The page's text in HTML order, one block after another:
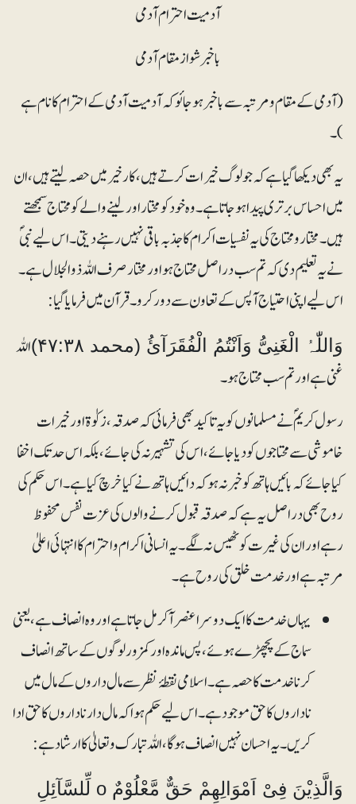
آدمیت احترام آدمی
باخبر شو از مقام آدمی
(آدمی کے مقام و مرتبہ سے باخبر ہوجائو کہ آدمیت آدمی کے احترام کا نام ہے
)۔
یہ بھی دیکھا گیا ہے کہ جو لوگ خیرات کرتے ہیں ، کارخیر میں حصہ لیتے ہیں، ان
میں احساس برتری پیدا ہوجاتا ہے ۔ وہ خود کو مختاراور لینے والے کو محتاج سمجھتے
ہیں۔ مختار و محتاج کی یہ نفسیات اکرام کا جذبہ باقی نہیں رہنے دیتی۔ اس لیے نبیؐ
نے یہ تعلیم دی کہ تم سب دراصل محتاج ہو اور مختار صرف اللہ ذوالجلال ہے۔
اس لیے اپنی احتیاج آپس کے تعاون سے دور کرو۔ قرآن میں فرمایا گیا:
وَاللّٰہُ الْغَنِیُّ وَاَنْتُمُ الْفُقَرَآئُ (محمد ۴۷:۳۸)
اللہ
غنی ہے اور تم سب محتاج ہو۔
رسول کریمؐ نے مسلمانوں کو یہ تاکید بھی فرمائی کہ صدقہ، زکوٰۃ اور خیرات
خاموشی سے محتاجوں کو دیا جائے ، اس کی تشہیر نہ کی جائے، بلکہ اس حد تک اخفا
کیا جائے کہ بائیں ہاتھ کو خبر نہ ہو کہ دائیں ہاتھ نے کیا خرچ کیا ہے۔ اس حکم کی
روح بھی دراصل یہ ہے کہ صدقہ قبول کرنے والوں کی عزت نفس محفوظ
رہے اور ان کی غیرت کو ٹھیس نہ لگے ۔ یہ انسانی اکرام و احترام کا انتہائی اعلیٰ
مرتبہ ہے اور خدمت خلق کی روح ہے۔
یہاں خدمت کا ایک دوسرا عنصر آکر مل جاتا ہے اور وہ انصاف ہے، یعنی
سماج کے پچھڑے ہوئے، پس ماندہ اور کمزور لوگوں کے ساتھ انصاف
کرنا خدمت کا حصہ ہے۔ اسلامی نقطۂ نظر سے مال داروں کے مال میں
ناداروں کا حق موجود ہے۔ اس لیے حکم ہوا کہ مال دار ناداروں کا حق ادا
کریں ۔ یہ احسان نہیں انصاف ہوگا، اللہ تبارک و تعالیٰ کا ارشاد ہے :
وَالَّذِیْنَ فِیْ اَمْوَالِھِمْ حَقٌّ مَّعْلُوْمٌ o لِّلسَّآئِلِ